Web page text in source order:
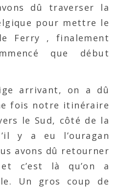
dû traverser la
pour mettre le
Ferry , finalement
que début
arrivant, on a dû
fois notre itinéraire
le Sud, côté de la
y a eu l’ouragan
avons dû retourner
c’est là qu’on a
Un gros coup de